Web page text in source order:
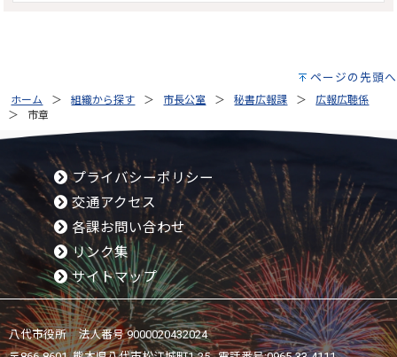
ページの先頭へ
ホーム 組織から探す 市長公室 秘書広報課
広報広聴係
市章
プライバシーポリシー
交通アクセス
各課お問い合わせ
リンク集
サイトマップ
八代市役所 法人番号 9000020432024